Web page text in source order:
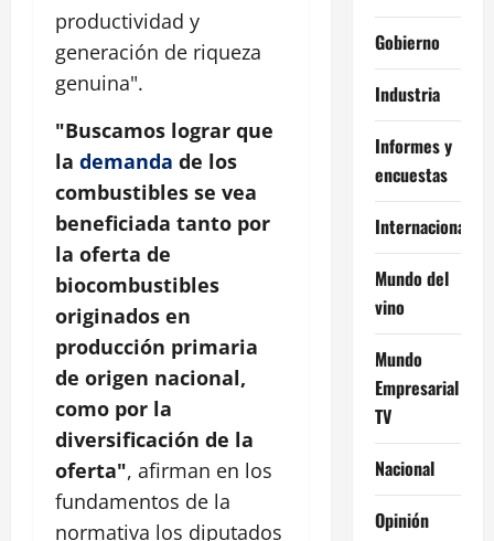
productividad y
generación de riqueza
genuina".
"Buscamos lograr que
la demanda de los
combustibles se vea
beneficiada tanto por
la oferta de
biocombustibles
originados en
producción primaria
de origen nacional,
como por la
diversificación de la
oferta", afirman en los
fundamentos de la
normativa los diputados
Gobierno
Industria
Informes y
encuestas
Internacional
Mundo del
vino
Mundo
Empresarial
TV
Nacional
Opinión